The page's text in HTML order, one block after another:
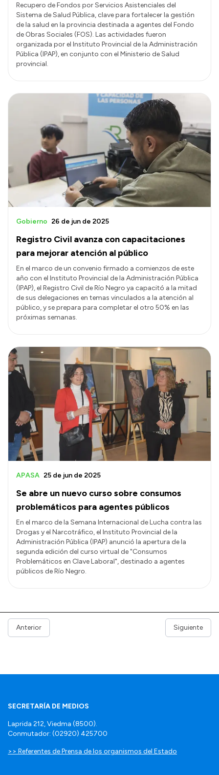
Recupero de Fondos por Servicios Asistenciales del
Sistema de Salud Pública, clave para fortalecer la gestión
de la salud en la provincia destinada a agentes del Fondo
de Obras Sociales (FOS). Las actividades fueron
organizada por el Instituto Provincial de la Administración
Pública (IPAP), en conjunto con el Ministerio de Salud
provincial.
Registro Civil avanza con capacitaciones
para mejorar atención al público
Gobierno 26 de jun de 2025
En el marco de un convenio firmado a comienzos de este
año con el Instituto Provincial de la Administración Pública
(IPAP), el Registro Civil de Río Negro ya capacitó a la mitad
de sus delegaciones en temas vinculados a la atención al
público, y se prepara para completar el otro 50% en las
próximas semanas.
Se abre un nuevo curso sobre consumos
problemáticos para agentes públicos
APASA 25 de jun de 2025
En el marco de la Semana Internacional de Lucha contra las
Drogas y el Narcotráfico, el Instituto Provincial de la
Administración Pública (IPAP) anunció la apertura de la
segunda edición del curso virtual de "Consumos
Problemáticos en Clave Laboral", destinado a agentes
públicos de Río Negro.
Anterior Siguiente
SECRETARÍA DE MEDIOS
Laprida 212, Viedma (8500).
Conmutador: (02920) 425700
>> Referentes de Prensa de los organismos del Estado